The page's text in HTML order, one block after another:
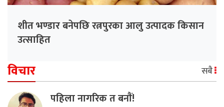
शीत भण्डार बनेपछि रत्नपुरका आलु उत्पादक किसान
उत्साहित
विचार सबै
पहिला नागरिक त बनाैं!